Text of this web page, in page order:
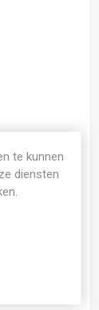
te kunnen
diensten